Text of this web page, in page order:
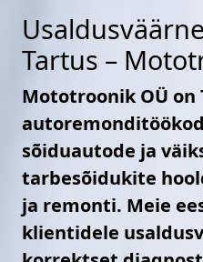
Tartus –
Mototroonik OÜ
sõiduautode ja
tarbesõidukite
ja remonti. Meie
klientidele